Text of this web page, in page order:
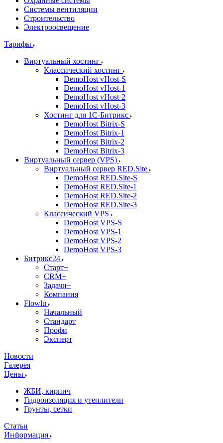
Системы вентиляции
Строительство
Электроосвещение
Тарифы
Виртуальный хостинг
Классический хостинг
DemoHost vHost-S
DemoHost vHost-1
DemoHost vHost-2
DemoHost vHost-3
Хостинг для 1С-Битрикс
DemoHost Bitrix-S
DemoHost Bitrix-1
DemoHost Bitrix-2
DemoHost Bitrix-3
Виртуальный сервер (VPS)
Виртуальный сервер RED.Site
DemoHost RED.Site-S
DemoHost RED.Site-1
DemoHost RED.Site-2
DemoHost RED.Site-3
Классический VPS
DemoHost VPS-S
DemoHost VPS-1
DemoHost VPS-2
DemoHost VPS-3
Битрикс24
Старт+
CRM+
Задачи+
Компания
Flowlu
Начальный
Стандарт
Профи
Эксперт
Новости
Галерея
Цены
ЖБИ, кирпич
Гидроизоляция и утеплители
Грунты, сетки
Статьи
Информация